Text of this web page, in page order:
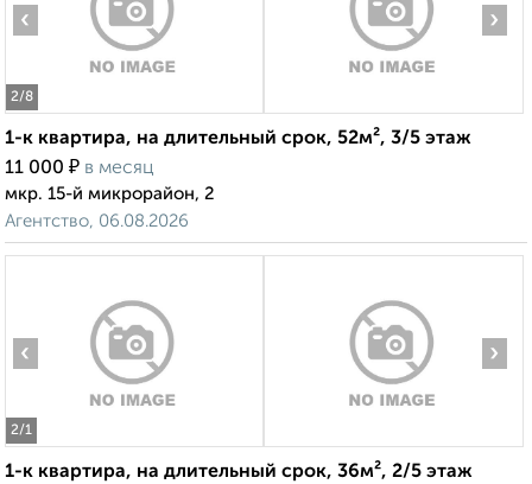
2/8
‹ ›
1-к квартира, на длительный срок, 52м², 3/5 этаж
11 000 ₽ в месяц
мкр. 15-й микрорайон, 2
Агентство, 06.08.2026
2/1
‹ ›
1-к квартира, на длительный срок, 36м², 2/5 этаж